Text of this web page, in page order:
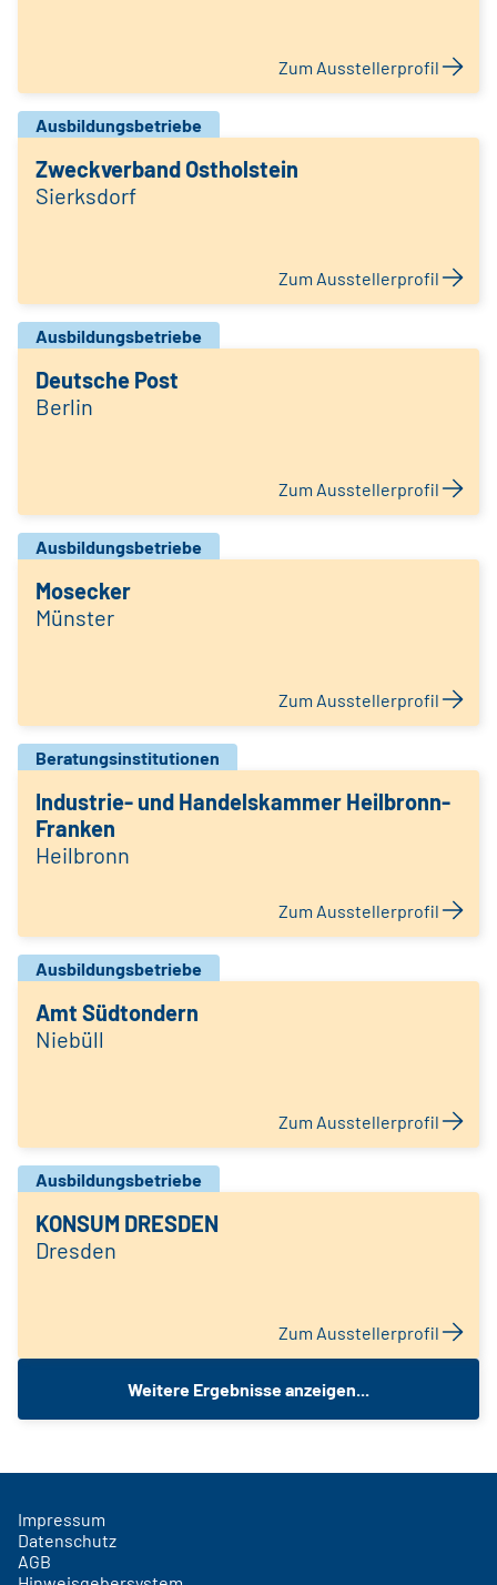
Zum Ausstellerprofil
Ausbildungsbetriebe
Zweckverband Ostholstein
Sierksdorf
Zum Ausstellerprofil
Ausbildungsbetriebe
Deutsche Post
Berlin
Zum Ausstellerprofil
Ausbildungsbetriebe
Mosecker
Münster
Zum Ausstellerprofil
Beratungsinstitutionen
Industrie- und Handelskammer Heilbronn-
Franken
Heilbronn
Zum Ausstellerprofil
Ausbildungsbetriebe
Amt Südtondern
Niebüll
Zum Ausstellerprofil
Ausbildungsbetriebe
KONSUM DRESDEN
Dresden
Zum Ausstellerprofil
Weitere Ergebnisse anzeigen...
Impressum
Datenschutz
AGB